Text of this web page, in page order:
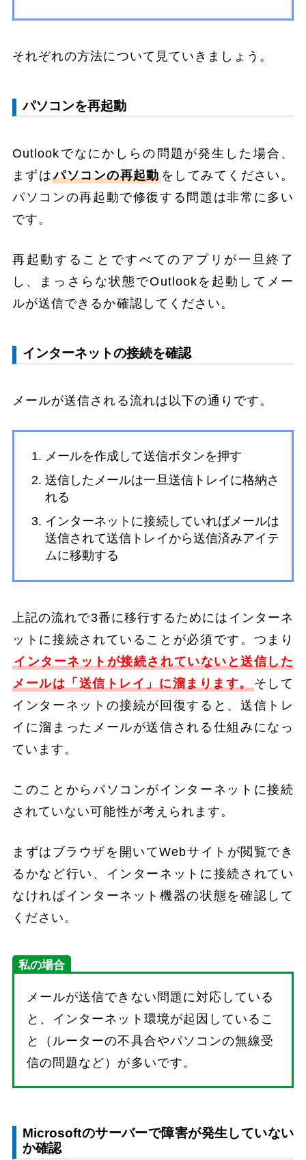
それぞれの方法について見ていきましょう。
パソコンを再起動
Outlookでなにかしらの問題が発生した場合、
まずはパソコンの再起動をしてみてください。
パソコンの再起動で修復する問題は非常に多い
です。
再起動することですべてのアプリが一旦終了
し、まっさらな状態でOutlookを起動してメー
ルが送信できるか確認してください。
インターネットの接続を確認
メールが送信される流れは以下の通りです。
メールを作成して送信ボタンを押す
送信したメールは一旦送信トレイに格納さ
れる
インターネットに接続していればメールは
送信されて送信トレイから送信済みアイテ
ムに移動する
上記の流れで3番に移行するためにはインターネ
ットに接続されていることが必須です。つまり
インターネットが接続されていないと送信した
メールは「送信トレイ」に溜まります。
そして
インターネットの接続が回復すると、送信トレ
イに溜まったメールが送信される仕組みになっ
ています。
このことからパソコンがインターネットに接続
されていない可能性が考えられます。
まずはブラウザを開いてWebサイトが閲覧でき
るかなど行い、インターネットに接続されてい
なければインターネット機器の状態を確認して
ください。
私の場合
メールが送信できない問題に対応している
と、インターネット環境が起因しているこ
と（ルーターの不具合やパソコンの無線受
信の問題など）が多いです。
Microsoftのサーバーで障害が発生していない
か確認